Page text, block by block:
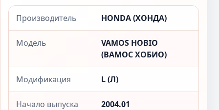
Производитель HONDA (ХОНДА)
Модель
VAMOS HOBIO
(ВАМОС ХОБИО)
Модификация L (Л)
Начало выпуска 2004.01